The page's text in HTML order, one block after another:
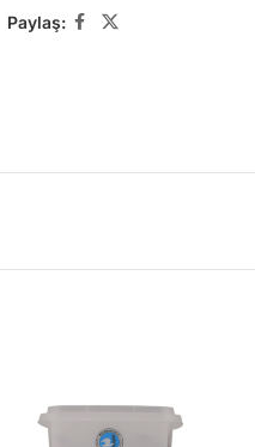
Paylaş: